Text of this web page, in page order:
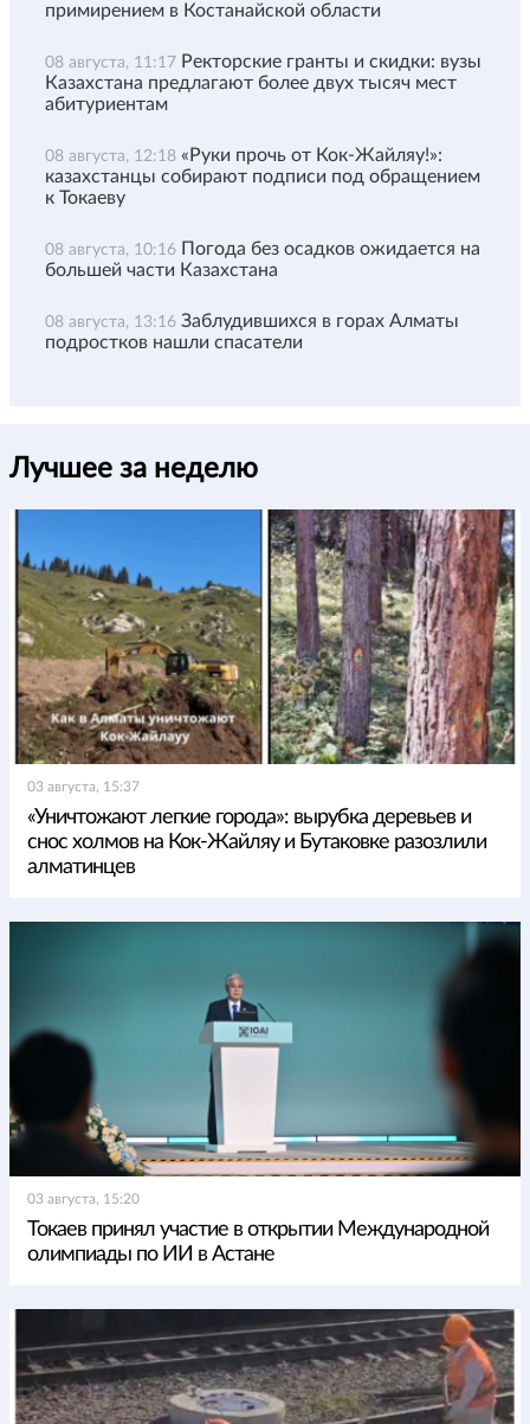
примирением в Костанайской области
08 августа, 11:17 Ректорские гранты и скидки: вузы
Казахстана предлагают более двух тысяч мест
абитуриентам
08 августа, 12:18 «Руки прочь от Кок-Жайляу!»:
казахстанцы собирают подписи под обращением
к Токаеву
08 августа, 10:16 Погода без осадков ожидается на
большей части Казахстана
08 августа, 13:16 Заблудившихся в горах Алматы
подростков нашли спасатели
Лучшее за неделю
03 августа, 15:37
«Уничтожают легкие города»: вырубка деревьев и
снос холмов на Кок-Жайляу и Бутаковке разозлили
алматинцев
03 августа, 15:20
Токаев принял участие в открытии Международной
олимпиады по ИИ в Астане